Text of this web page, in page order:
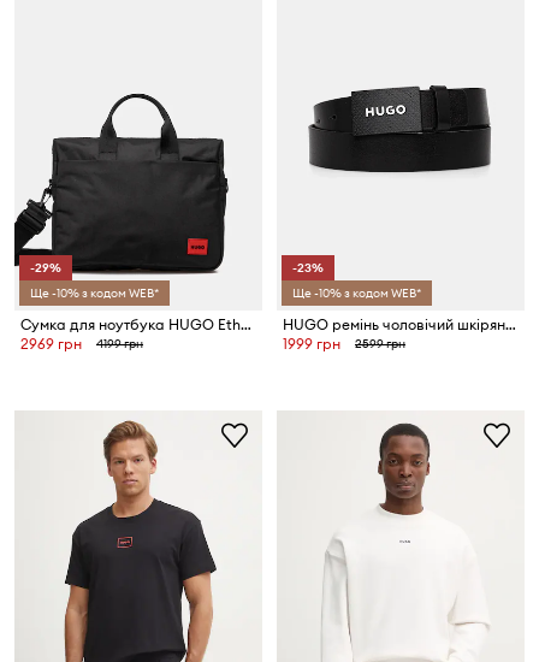
-29%
Ще -10% з кодом WEB*
Сумка для ноутбука HUGO Ethon 3.0_S d case
2969 грн
4199 грн
-23%
Ще -10% з кодом WEB*
HUGO ремінь чоловічий шкіряний Gilao-Z_Sz35
1999 грн
2599 грн